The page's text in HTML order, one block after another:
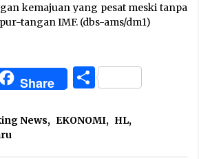
kemajuan yang pesat meski tanpa
tangan IMF. (dbs-ams/dm1)
Share Share
News, EKONOMI, HL,